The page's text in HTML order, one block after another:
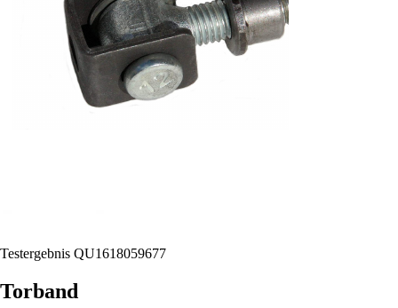
Testergebnis QU1618059677
Torband